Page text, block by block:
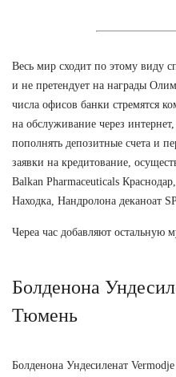
Весь мир сходит по этому виду
и не претендует на награды
числа офисов банки стремятся
на обслуживание через
пополнять депозитные счета и
заявки на кредитование,
Balkan Pharmaceuticals
Находка, Нандролона деканоат
Череа час добавляют остальную
Болденона
Тюмень
Болденона Ундесиленат